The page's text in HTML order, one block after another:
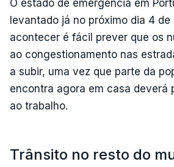
O estado de emergência em
levantado já no próximo dia 4 de
acontecer é fácil prever que os
ao congestionamento nas
a subir, uma vez que parte da
encontra agora em casa deverá
ao trabalho.
Trânsito no resto do